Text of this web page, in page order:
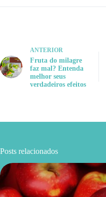
ANTERIOR
Fruta do milagre
faz mal? Entenda
melhor seus
verdadeiros efeitos
Posts relacionados